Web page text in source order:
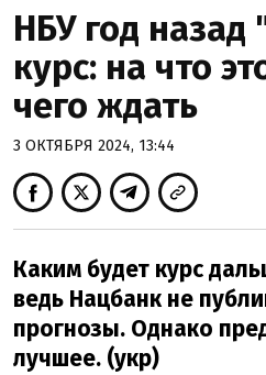
НБУ год назад
курс: на что
чего ждать
3 ОКТЯБРЯ 2024, 13:44
Каким будет курс
ведь Нацбанк не
прогнозы. Однако
лучшее. (укр)